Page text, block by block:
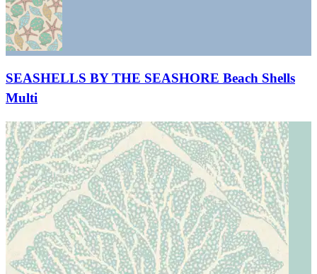
SEASHELLS BY THE SEASHORE Beach Shells
Multi